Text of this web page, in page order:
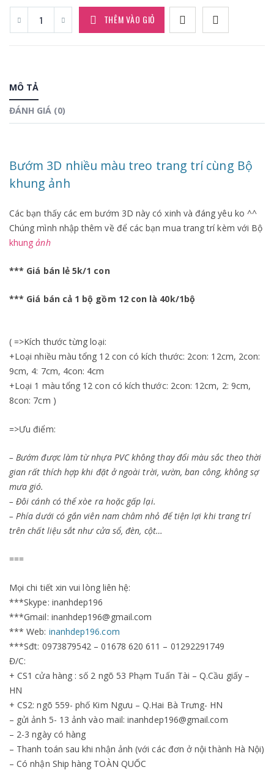
THÊM VÀO GIỎ
MÔ TẢ
ĐÁNH GIÁ (0)
Bướm 3D nhiều màu treo trang trí cùng Bộ
khung ảnh
Các bạn thấy các em bướm 3D này có xinh và đáng yêu ko ^^
Chúng mình nhập thêm về để các bạn mua trang trí kèm với Bộ
khungảnh
*** Giá bán lẻ 5k/1 con
*** Giá bán cả 1 bộ gồm 12 con là 40k/1bộ
( =>Kích thước từng loại:
+Loại nhiều màu tổng 12 con có kích thước: 2con: 12cm, 2con:
9cm, 4: 7cm, 4con: 4cm
+Loại 1 màu tổng 12 con có kích thước: 2con: 12cm, 2: 9cm,
8con: 7cm )
=>Ưu điểm:
– Bướm được làm từ nhựa PVC không thay đổi màu sắc theo thời
gian rất thích hợp khi đặt ở ngoài trời, vườn, ban công, không sợ
mưa gió.
– Đôi cánh có thể xòe ra hoặc gấp lại.
– Phía dưới có gắn viên nam châm nhỏ để tiện lợi khi trang trí
trên chất liệu sắt như cửa sổ, đèn, cột…
===
Mọi chi tiết xin vui lòng liên hệ:
***Skype: inanhdep196
***Gmail: inanhdep196@gmail.com
*** Web: inanhdep196.com
***Sđt: 0973879542 – 01678 620 611 – 01292291749
Đ/C:
+ CS1 cửa hàng : số 2 ngõ 53 Phạm Tuấn Tài – Q.Cầu giấy –
HN
+ CS2: ngõ 559- phố Kim Ngưu – Q.Hai Bà Trưng- HN
– gửi ảnh 5- 13 ảnh vào mail: inanhdep196@gmail.com
– 2-3 ngày có hàng
– Thanh toán sau khi nhận ảnh (với các đơn ở nội thành Hà Nội)
– Có nhận Ship hàng TOÀN QUỐC